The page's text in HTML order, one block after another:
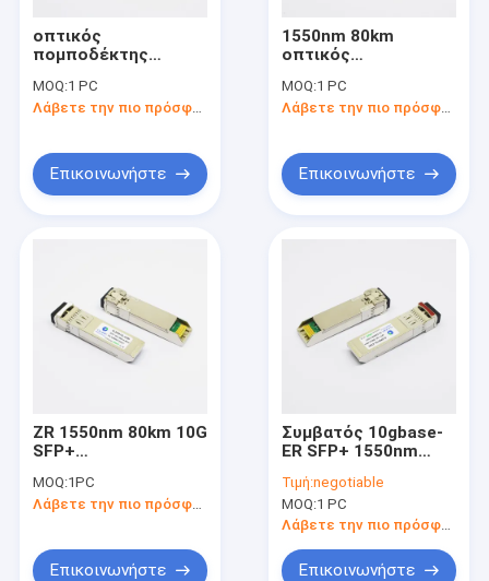
οπτικός
πομποδέκτης
1490nmRX BiDi 10G
SFP+
MOQ:1 PC
Λάβετε την πιο πρόσφατη τιμή
Επικοινωνήστε
1550nm 80km
οπτικός
SFP+
MOQ:1 PC
Επικοινωνήστε
ZR 1550nm 80km 10G
SFP+
ενότητα
πομποδεκτών DOM
MOQ:1PC
Λάβετε την πιο πρόσφατη τιμή
Επικοινωνήστε
Συμβατός 10gbase-
ER SFP+ 1550nm
πομποδέκτης του
et5402-ER
Τιμή:negotiable
MOQ:1 PC
Λάβετε την πιο πρόσφατη τιμή
Επικοινωνήστε